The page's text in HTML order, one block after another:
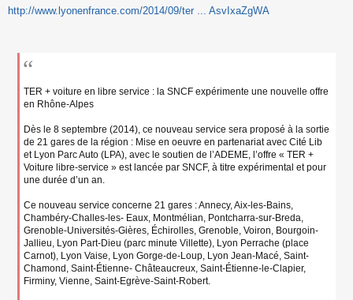
e
http://www.lyonenfrance.com/2014/09/ter ... AsvIxaZgWA
TER + voiture en libre service : la SNCF expérimente une nouvelle offre
en Rhône-Alpes
Dès le 8 septembre (2014), ce nouveau service sera proposé à la sortie
de 21 gares de la région : Mise en oeuvre en partenariat avec Cité Lib
et Lyon Parc Auto (LPA), avec le soutien de l’ADEME, l’offre « TER +
Voiture libre-service » est lancée par SNCF, à titre expérimental et pour
une durée d’un an.
Ce nouveau service concerne 21 gares : Annecy, Aix-les-Bains,
Chambéry-Challes-les- Eaux, Montmélian, Pontcharra-sur-Breda,
Grenoble-Universités-Gières, Échirolles, Grenoble, Voiron, Bourgoin-
Jallieu, Lyon Part-Dieu (parc minute Villette), Lyon Perrache (place
Carnot), Lyon Vaise, Lyon Gorge-de-Loup, Lyon Jean-Macé, Saint-
Chamond, Saint-Étienne- Châteaucreux, Saint-Étienne-le-Clapier,
Firminy, Vienne, Saint-Egrève-Saint-Robert.